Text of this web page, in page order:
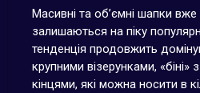
Масивні та об’ємні шапки вже
залишаються на піку
тенденція продовжить
крупними візерунками,
кінцями, які можна носити в